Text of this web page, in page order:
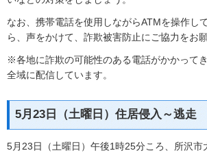
なお、携帯電話を使用しながらATMを操作し
ら、声をかけて、詐欺被害防止にご協力をお願
※各地に詐欺の可能性のある電話がかかって
全域に配信しています。
5月23日（土曜日）住居侵入～逃走
5月23日（土曜日）午後1時25分ころ、所沢市